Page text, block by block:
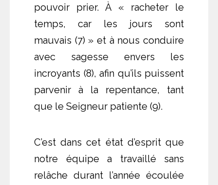
pouvoir prier. À « racheter le
temps, car les jours sont
mauvais (7) » et à nous conduire
avec sagesse envers les
incroyants (8), afin qu’ils puissent
parvenir à la repentance, tant
que le Seigneur patiente (9).
C’est dans cet état d’esprit que
notre équipe a travaillé sans
relâche durant l’année écoulée